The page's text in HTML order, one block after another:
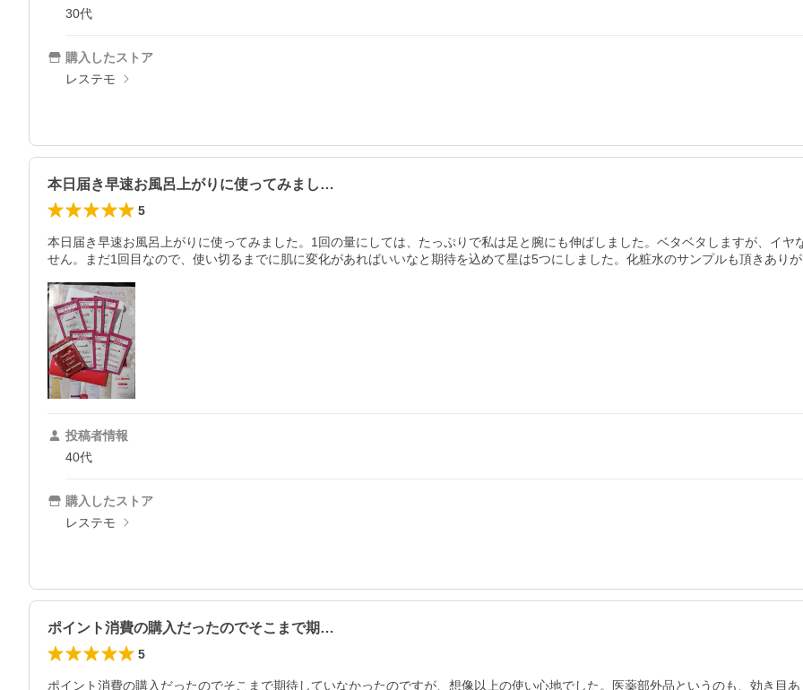
30代
購入したストア
レステモ
本日届き早速お風呂上がりに使ってみまし…
5
本日届き早速お風呂上がりに使ってみました。1回の量にしては、たっぷりで私は足と腕にも伸ばしました。ベタベタしますが、イ
せん。まだ1回目なので、使い切るまでに肌に変化があればいいなと期待を込めて星は5つにしました。化粧水のサンプルも頂きありが
投稿者情報
40代
購入したストア
レステモ
ポイント消費の購入だったのでそこまで期…
5
ポイント消費の購入だったのでそこまで期待していなかったのですが、想像以上の使い心地でした。医薬部外品というのも、効き目